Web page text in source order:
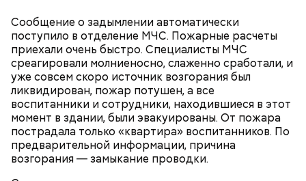
Сообщение о задымлении автоматически
поступило в отделение МЧС. Пожарные расчеты
приехали очень быстро. Специалисты МЧС
среагировали молниеносно, слаженно сработали, и
уже совсем скоро источник возгорания был
ликвидирован, пожар потушен, а все
воспитанники и сотрудники, находившиеся в этот
момент в здании, были эвакуированы. От пожара
пострадала только «квартира» воспитанников. По
предварительной информации, причина
возгорания — замыкание проводки.
Молитва Николаю чудотворцу